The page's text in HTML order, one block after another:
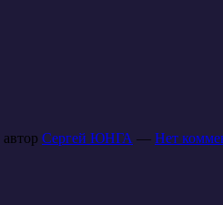
автор Сергей ЮНГА — Нет